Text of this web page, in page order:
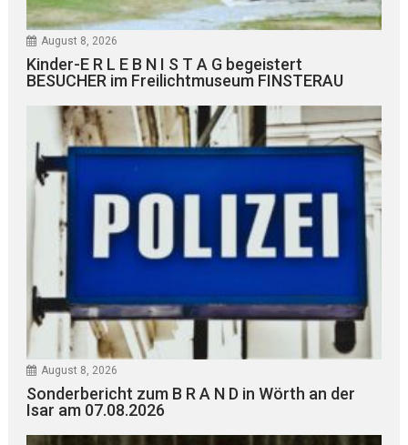
August 8, 2026
Kinder-E R L E B N I S T A G begeistert
BESUCHER im Freilichtmuseum FINSTERAU
August 8, 2026
Sonderbericht zum B R A N D in Wörth an der
Isar am 07.08.2026